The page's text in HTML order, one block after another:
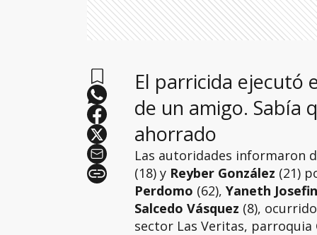
El parricida ejecutó
de un amigo. Sabía
ahorrado
Las autoridades informaron
(18) y Reyber González (21)
Perdomo (62), Yaneth
Salcedo Vásquez (8),
sector Las Veritas,